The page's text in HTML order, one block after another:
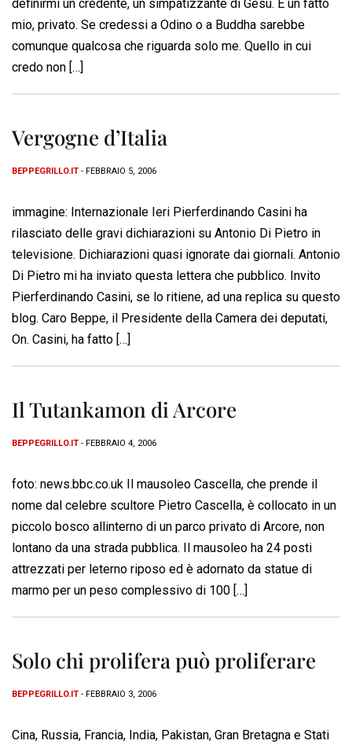
definirmi un credente, un simpatizzante di Gesù. E un fatto
mio, privato. Se credessi a Odino o a Buddha sarebbe
comunque qualcosa che riguarda solo me. Quello in cui
credo non […]
Vergogne d’Italia
BEPPEGRILLO.IT - FEBBRAIO 5, 2006
immagine: Internazionale Ieri Pierferdinando Casini ha
rilasciato delle gravi dichiarazioni su Antonio Di Pietro in
televisione. Dichiarazioni quasi ignorate dai giornali. Antonio
Di Pietro mi ha inviato questa lettera che pubblico. Invito
Pierferdinando Casini, se lo ritiene, ad una replica su questo
blog. Caro Beppe, il Presidente della Camera dei deputati,
On. Casini, ha fatto […]
Il Tutankamon di Arcore
BEPPEGRILLO.IT - FEBBRAIO 4, 2006
foto: news.bbc.co.uk Il mausoleo Cascella, che prende il
nome dal celebre scultore Pietro Cascella, è collocato in un
piccolo bosco allinterno di un parco privato di Arcore, non
lontano da una strada pubblica. Il mausoleo ha 24 posti
attrezzati per leterno riposo ed è adornato da statue di
marmo per un peso complessivo di 100 […]
Solo chi prolifera può proliferare
BEPPEGRILLO.IT - FEBBRAIO 3, 2006
Cina, Russia, Francia, India, Pakistan, Gran Bretagna e Stati